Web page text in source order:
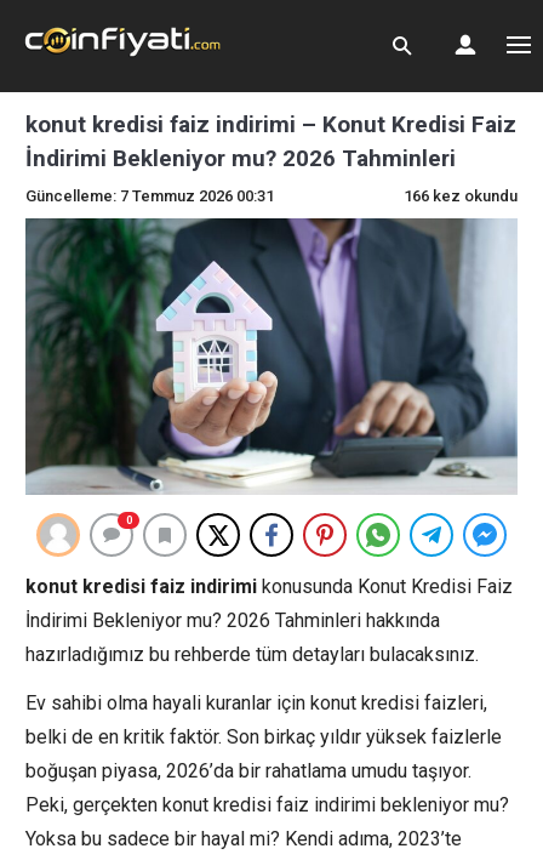
konut kredisi faiz indirimi – Konut Kredisi Faiz
İndirimi Bekleniyor mu? 2026 Tahminleri
Güncelleme: 7 Temmuz 2026 00:31 166 kez okundu
0
konut kredisi faiz indirimi konusunda Konut Kredisi Faiz
İndirimi Bekleniyor mu? 2026 Tahminleri hakkında
hazırladığımız bu rehberde tüm detayları bulacaksınız.
Ev sahibi olma hayali kuranlar için konut kredisi faizleri,
belki de en kritik faktör. Son birkaç yıldır yüksek faizlerle
boğuşan piyasa, 2026’da bir rahatlama umudu taşıyor.
Peki, gerçekten konut kredisi faiz indirimi bekleniyor mu?
Yoksa bu sadece bir hayal mi? Kendi adıma, 2023’te